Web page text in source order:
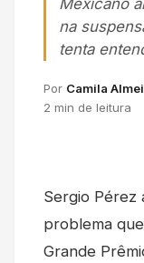
Mexicano
na
tenta
Por Camila
2 min de leitura
Sergio Pérez
problema
Grande